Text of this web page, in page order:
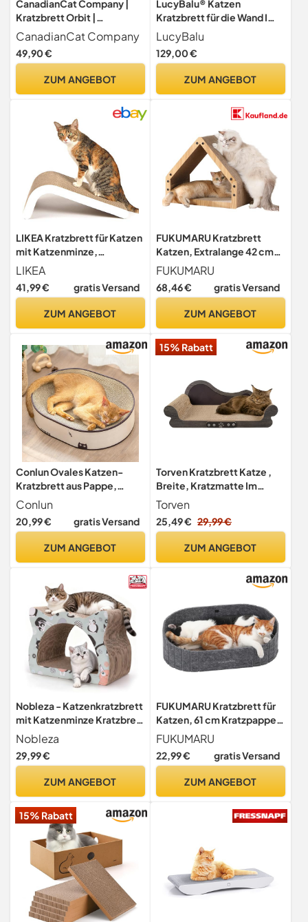
CanadianCat Company |
Kratzbrett Orbit |
dunkelgrau | Kratzmöbel,
Lounge für Katzen |
Kratzpappe + Katzenminze
CanadianCat Company
49,90 €
ZUM ANGEBOT
LucyBalu® Katzen
Kratzbrett für die Wand I
Austauschbare Sisal
Kratzmatte mit
Metallrahmen |
Kratzwand für Katzen |
Wandkratzbaum Katze |
Kratzmöbel | Anthrazit
LucyBalu
129,00 €
ZUM ANGEBOT
LIKEA Kratzbrett für Katzen
mit Katzenminze,
Qualitäts-Pappe und
Konstruktion Kratzmöbel,
mehrere Kratzwinkel, 45 x
LIKEA
41,99 € gratis Versand
ZUM ANGEBOT
FUKUMARU Kratzbrett
Katzen, Extralange 42 cm
Hausform Kratzpappe für
Katzen, Cat Scratching
Board aus widerstandsfähig
FUKUMARU
68,46 € gratis Versand
ZUM ANGEBOT
Conlun Ovales Katzen-
Kratzbrett aus Pappe,
Geschlossener Boden,
Mittel
Conlun
20,99 € gratis Versand
ZUM ANGEBOT
15% Rabatt
Torven Kratzbrett Katze ,
Breite, Kratzmatte Im
Sofa-Design,bestehend
Aus Hoher Dichte, Die
Kräftige Wellpapier Für
Platzierung Geeignet Sind,
Torven
25,49 € 29,99 €
ZUM ANGEBOT
Nobleza - Katzenkratzbrett
mit Katzenminze Kratzbrett
für Katzen Kätzchen
Kratzspielzeug Lounge
Kartonkratzer, 39 * 29 * 22
Nobleza
29,99 €
ZUM ANGEBOT
FUKUMARU Kratzbrett für
Katzen, 61 cm Kratzpappe
in Sofa-Form, Umkehrbares
Katzenbett, Runde
Kratzpads aus
Karton, Dunkelgrau.
FUKUMARU
22,99 € gratis Versand
ZUM ANGEBOT
15% Rabatt